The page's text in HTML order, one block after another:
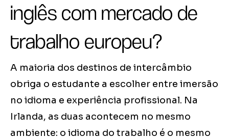
inglês com mercado de
trabalho europeu?
A maioria dos destinos de intercâmbio
obriga o estudante a escolher entre imersão
no idioma e experiência profissional. Na
Irlanda, as duas acontecem no mesmo
ambiente: o idioma do trabalho é o mesmo